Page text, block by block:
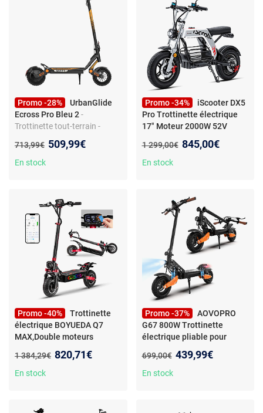
Promo -28%
UrbanGlide
Ecross Pro Bleu 2-
Trottinette tout-terrain -
km - Double suspension -
Pliage rapide
Ancien prix :
713,99€ Nouveau prix :
509,99€
En stock
Promo -34%
iScooter DX5
Pro Trottinette électrique
17" Moteur 2000W 52V
iScooter DX5 Pro 17" Moteur
2000W Batterie 52V 20AH,
avec carte NFC.
Ancien prix :
1 299,00€ Nouveau prix :
845,00€
En stock
Promo -40%
Trottinette
électrique BOYUEDA Q7
MAX,Double moteurs
70km/h,batterie 52V28Ah
Ancien prix :
1 384,29€ Nouveau prix :
820,71€
En stock
Promo -37%
AOVOPRO
G67 800W Trottinette
électrique pliable pour
portée, 10" p
Ancien prix :
699,00€ Nouveau prix :
439,99€
En stock